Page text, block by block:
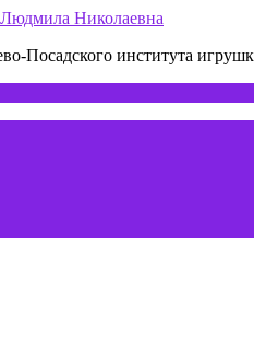
Посадского института